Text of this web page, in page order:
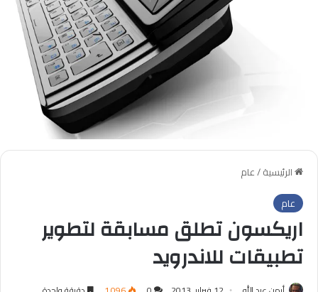
الرئيسية/عام
عام
اريكسون تطلق مسابقة لتطوير
تطبيقات للاندرويد